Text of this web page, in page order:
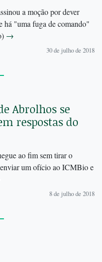
a moção por dever
há "uma fuga de comando"
→
30 de julho de 2018
Abrolhos se
respostas do
ao fim sem tirar o
um ofício ao ICMBio e
8 de julho de 2018